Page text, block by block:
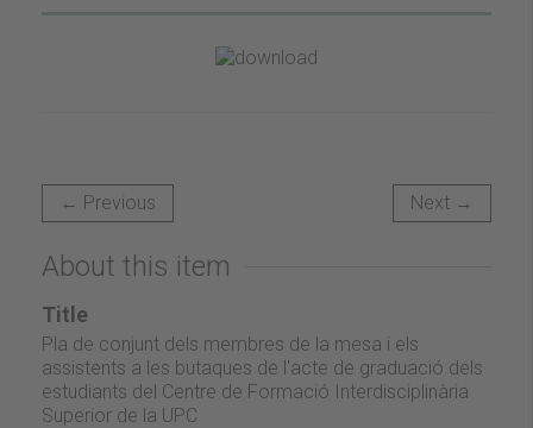
← Previous Next →
About this item
Title
Pla de conjunt dels membres de la mesa i els
assistents a les butaques de l'acte de graduació dels
estudiants del Centre de Formació Interdisciplinària
Superior de la UPC